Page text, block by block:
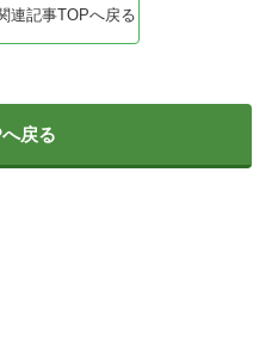
記事TOPへ戻る
戻る